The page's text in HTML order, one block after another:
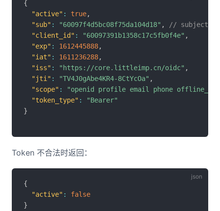
{
"active" : true,
"sub" : "60097f4d5bc08f75da104d18" ,
// subject 的
"client_id" : "60097391b1358c17c5fb0f4e" ,
"exp" : 1612445888,
"iat" : 1611236288,
"iss" : "https://core.littleimp.cn/oidc" ,
"jti" : "TV4J0gAbe4KR4-8CtYcOa" ,
"scope" :
"openid profile email phone
"token_type" :
"Bearer"
}
Token 不合法时返回：
{
"active" :
false
}